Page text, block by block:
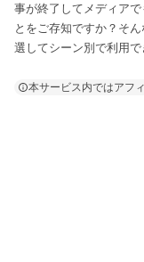
事が終了してメディア
とをご存知ですか？そ
選してシーン別で利用
本サービス内ではアフ